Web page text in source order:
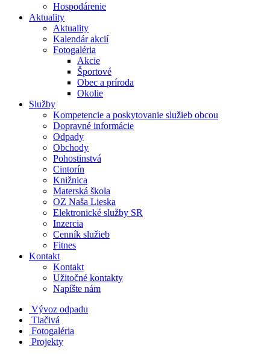
Hospodárenie
Aktuality
Aktuality
Kalendár akcií
Fotogaléria
Akcie
Športové
Obec a príroda
Okolie
Služby
Kompetencie a poskytovanie služieb obcou
Dopravné informácie
Odpady
Obchody
Pohostinstvá
Cintorín
Knižnica
Materská škola
OZ Naša Lieska
Elektronické služby SR
Inzercia
Cenník služieb
Fitnes
Kontakt
Kontakt
Užitočné kontakty
Napíšte nám
Vývoz odpadu
Tlačivá
Fotogaléria
Projekty